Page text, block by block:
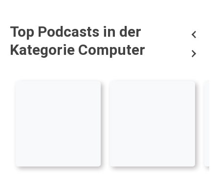
Top Podcasts in der
Kategorie Computer